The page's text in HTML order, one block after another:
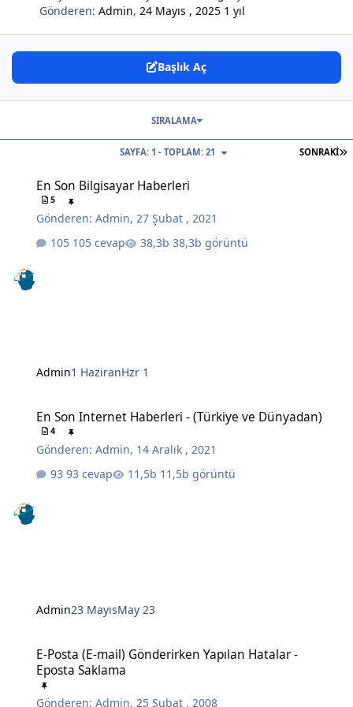
Gönderen:Admin,24 Mayıs , 2025 1 yıl
Başlık Aç
SONRAKI
SAYFA: 1 - TOPLAM: 21
SIRALAMA
En Son Bilgisayar Haberleri
5
Gönderen:Admin,27 Şubat , 2021
105 cevap
38,3b görüntü
Admin1 HaziranHzr 1
En Son Internet Haberleri - (Türkiye ve Dünyadan)
4
Gönderen:Admin, 14 Aralık , 2021
93 cevap
11,5b görüntü
Admin23 MayısMay 23
E-Posta (E-mail) Gönderirken Yapılan Hatalar -
Eposta Saklama
Gönderen:Admin, 25 Şubat , 2008